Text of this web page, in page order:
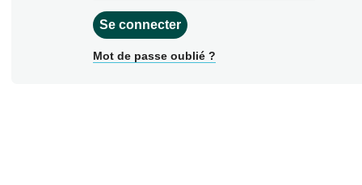
Mot de passe oublié ?